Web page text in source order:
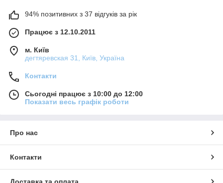
94% позитивних з 37 відгуків за рік
Працює з 12.10.2011
м. Київ
дегтяревская 31, Київ, Україна
Контакти
Сьогодні працює з 10:00 до 12:00
Показати весь графік роботи
Про нас
Контакти